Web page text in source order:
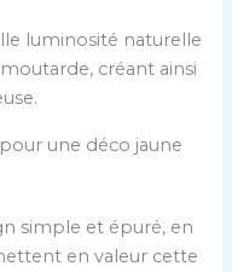
luminosité naturelle
créant ainsi
une déco jaune
simple et épuré, en
en valeur cette